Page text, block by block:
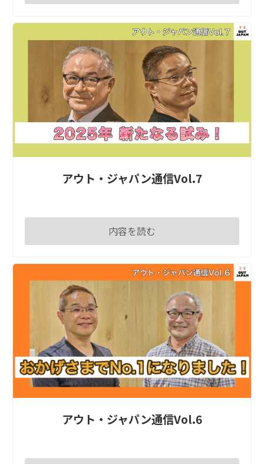
アウト・ジャパン通信Vol.7
内容を読む
アウト・ジャパン通信Vol.6